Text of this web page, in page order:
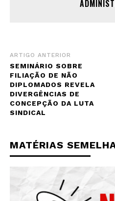
ARTIGO ANTERIOR
SEMINÁRIO SOBRE
FILIAÇÃO DE NÃO
DIPLOMADOS REVELA
DIVERGÊNCIAS DE
CONCEPÇÃO DA LUTA
SINDICAL
MATÉRIAS